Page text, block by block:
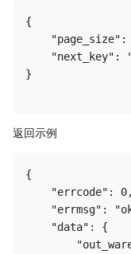
{
"page_size":
"next_key":
}
返回示例
{
    "errcode": 0,
"errmsg":
    "data": {